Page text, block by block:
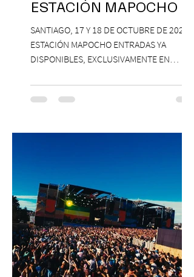
ESTACIÓN MAPOCHO
SANTIAGO, 17 Y 18 DE OCTUBRE DE 2026,
ESTACIÓN MAPOCHO ENTRADAS YA
DISPONIBLES, EXCLUSIVAMENTE EN
con una edición renovada que reunirá
yoga, bienestar y vida consciente, con la
Antonella Orsini, Yoga Woman y más
Centro Cultural Estación Mapocho, espacio
que albergará durante dos jornadas una
pro